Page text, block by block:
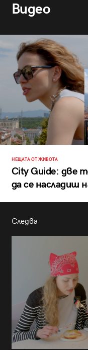
Видео
НЕЩАТА ОТ ЖИВОТА
City Guide: две
да се насладиш
Следва